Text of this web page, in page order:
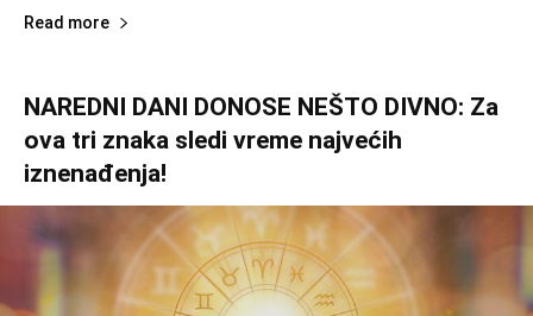
Read more
NAREDNI DANI DONOSE NEŠTO DIVNO: Za
ova tri znaka sledi vreme najvećih
iznenađenja!